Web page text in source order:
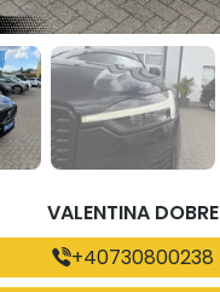
VALENTINA DOBRE
+40730800238